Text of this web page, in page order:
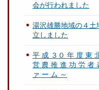
会が行われました
湯沢雄勝地域の４土
立しました
平 成 ３０ 年 度 東
営 農 推 進 功 労 者
ァ ー ム ～